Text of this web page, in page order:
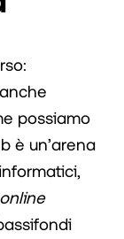
possiamo
è un’arena
online